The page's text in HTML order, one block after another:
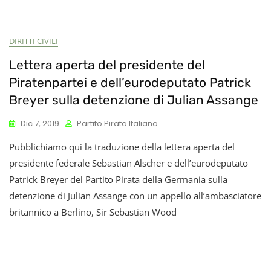
DIRITTI CIVILI
Lettera aperta del presidente del
Piratenpartei e dell’eurodeputato Patrick
Breyer sulla detenzione di Julian Assange
Dic 7, 2019 Partito Pirata Italiano
Pubblichiamo qui la traduzione della lettera aperta del
presidente federale Sebastian Alscher e dell’eurodeputato
Patrick Breyer del Partito Pirata della Germania sulla
detenzione di Julian Assange con un appello all’ambasciatore
britannico a Berlino, Sir Sebastian Wood